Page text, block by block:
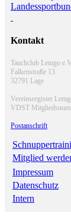
Kontakt
Tauchclub Lemgo
Falkenstraße 13
32791 Lage
Vereinsregister
VDST
Postanschrift
Mitglied
Impressum
Datenschutz
Intern